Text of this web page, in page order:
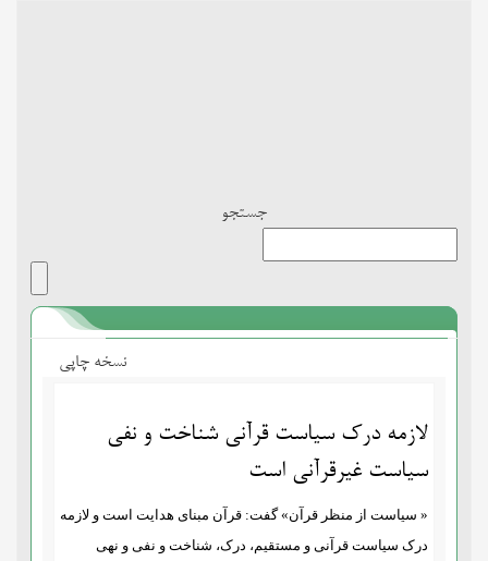
جستجو
نسخه چاپی
لازمه درک سیاست قرآنی شناخت و نفی
سیاست غیرقرآنی است
« سیاست از منظر قرآن» گفت: قرآن مبنای هدایت است و لازمه
درک سیاست قرآنی و مستقیم، درک، شناخت و نفی و نهی